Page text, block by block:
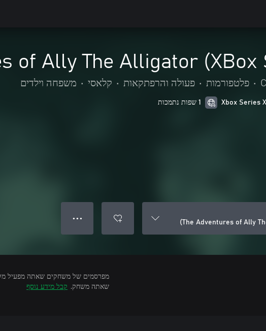
of Ally The Alligator (XBox
• פלטפורמות • פעולה והרפתקאות • קלאסי • משפחה וילדים
1 שפות נתמכות
The Adventures of Ally
● ● ●
שאתה משחק. קבל מידע נוסף